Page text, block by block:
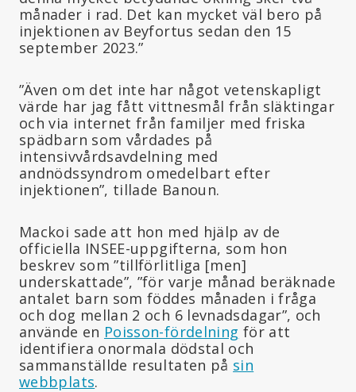
månader i rad. Det kan mycket väl bero på
injektionen av Beyfortus sedan den 15
september 2023.”
”Även om det inte har något vetenskapligt
värde har jag fått vittnesmål från släktingar
och via internet från familjer med friska
spädbarn som vårdades på
intensivvårdsavdelning med
andnödssyndrom omedelbart efter
injektionen”, tillade Banoun.
Mackoi sade att hon med hjälp av de
officiella INSEE-uppgifterna, som hon
beskrev som ”tillförlitliga [men]
underskattade”, ”för varje månad beräknade
antalet barn som föddes månaden i fråga
och dog mellan 2 och 6 levnadsdagar”, och
använde en Poisson-fördelning för att
identifiera onormala dödstal och
sammanställde resultaten på sin
webbplats.